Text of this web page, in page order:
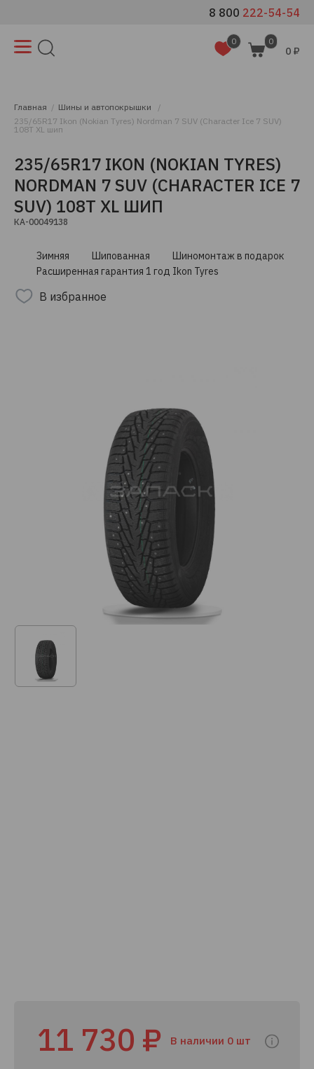
8 800 222-54-54
0 0
0 ₽
Главная
Шины и автопокрышки
235/65R17 Ikon (Nokian Tyres) Nordman 7 SUV (Character Ice 7 SUV)
108T XL шип
235/65R17 IKON (NOKIAN TYRES)
NORDMAN 7 SUV (CHARACTER ICE 7
SUV) 108T XL ШИП
КА-00049138
Зимняя Шипованная
Шиномонтаж в подарок
Расширенная гарантия 1 год Ikon Tyres
В избранное
11 730 ₽ В наличии 0 шт